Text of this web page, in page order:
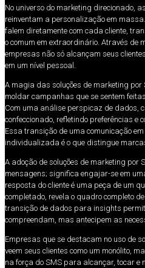
No universo do marketing direcionado,
reinventam a personalização em
falem diretamente com cada cliente,
o comum em extraordinário. Através de
empresas não só alcançam seus
em um nível pessoal.
A magia das soluções de marketing
moldar campanhas que se sentem
Com uma análise perspicaz de dados,
confeccionado, refletindo preferências e
Essa transição de uma comunicação
individualizada é o que distingue
A adoção de soluções de marketing por
mensagens; significa engajar-se em
resposta do cliente é uma peça de um
completado, revela o quadro completo
transição de dados para insights
compreendam, mas antecipem as
Empresas que se destacam no uso de
veem seus clientes como um monólito,
na força do SMS para alcançar, tocar e